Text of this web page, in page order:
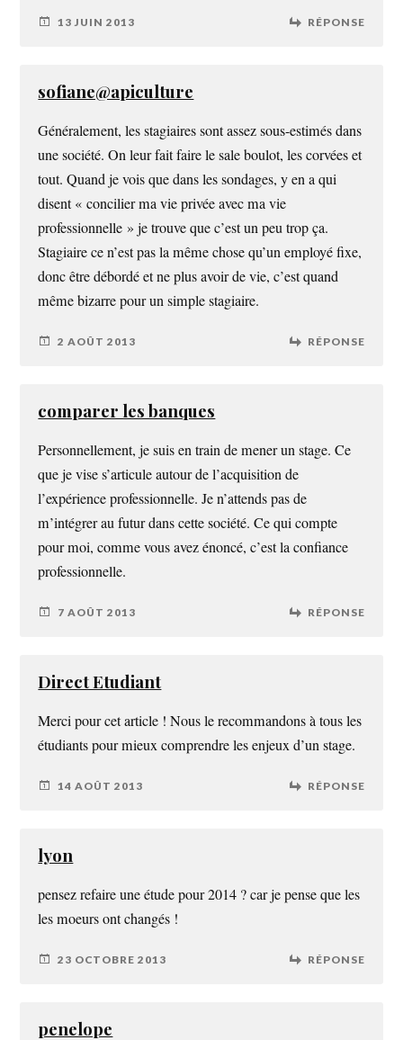
13 JUIN 2013 RÉPONSE
sofiane@apiculture
Généralement, les stagiaires sont assez sous-estimés dans
une société. On leur fait faire le sale boulot, les corvées et
tout. Quand je vois que dans les sondages, y en a qui
disent « concilier ma vie privée avec ma vie
professionnelle » je trouve que c’est un peu trop ça.
Stagiaire ce n’est pas la même chose qu’un employé fixe,
donc être débordé et ne plus avoir de vie, c’est quand
même bizarre pour un simple stagiaire.
2 AOÛT 2013 RÉPONSE
comparer les banques
Personnellement, je suis en train de mener un stage. Ce
que je vise s’articule autour de l’acquisition de
l’expérience professionnelle. Je n’attends pas de
m’intégrer au futur dans cette société. Ce qui compte
pour moi, comme vous avez énoncé, c’est la confiance
professionnelle.
7 AOÛT 2013 RÉPONSE
Direct Etudiant
Merci pour cet article ! Nous le recommandons à tous les
étudiants pour mieux comprendre les enjeux d’un stage.
14 AOÛT 2013 RÉPONSE
lyon
pensez refaire une étude pour 2014 ? car je pense que les
les moeurs ont changés !
23 OCTOBRE 2013 RÉPONSE
penelope